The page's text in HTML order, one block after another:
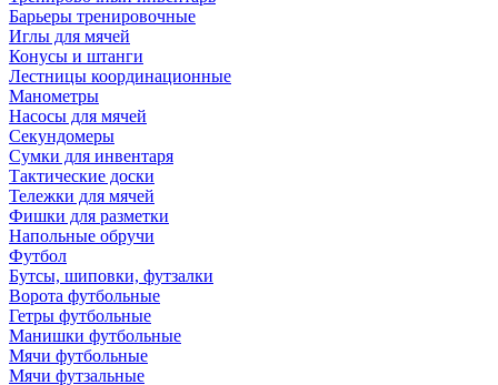
Барьеры тренировочные
Иглы для мячей
Конусы и штанги
Лестницы координационные
Манометры
Насосы для мячей
Секундомеры
Сумки для инвентаря
Тактические доски
Тележки для мячей
Фишки для разметки
Напольные обручи
Футбол
Бутсы, шиповки, футзалки
Ворота футбольные
Гетры футбольные
Манишки футбольные
Мячи футбольные
Мячи футзальные